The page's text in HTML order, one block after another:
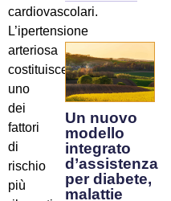
cardiovascolari.
L’ipertensione
arteriosa
costituisce
uno
dei
fattori
di
rischio
più
Un nuovo
modello
integrato
d’assistenza
per diabete,
malattie